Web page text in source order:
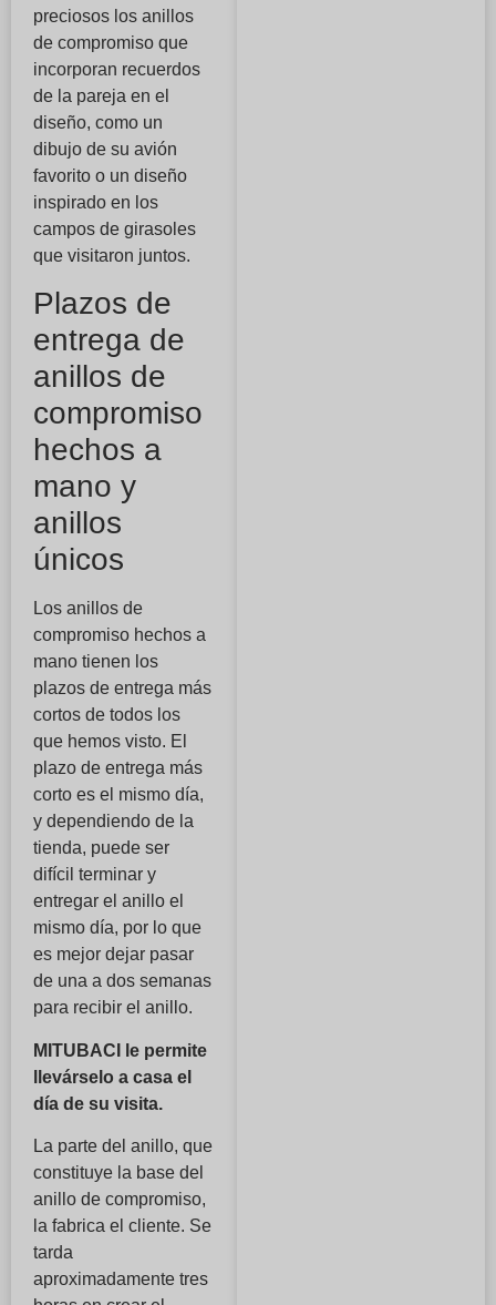
preciosos los anillos
de compromiso que
incorporan recuerdos
de la pareja en el
diseño, como un
dibujo de su avión
favorito o un diseño
inspirado en los
campos de girasoles
que visitaron juntos.
Plazos de
entrega de
anillos de
compromiso
hechos a
mano y
anillos
únicos
Los anillos de
compromiso hechos a
mano tienen los
plazos de entrega más
cortos de todos los
que hemos visto. El
plazo de entrega más
corto es el mismo día,
y dependiendo de la
tienda, puede ser
difícil terminar y
entregar el anillo el
mismo día, por lo que
es mejor dejar pasar
de una a dos semanas
para recibir el anillo.
MITUBACI le permite
llevárselo a casa el
día de su visita.
La parte del anillo, que
constituye la base del
anillo de compromiso,
la fabrica el cliente. Se
tarda
aproximadamente tres